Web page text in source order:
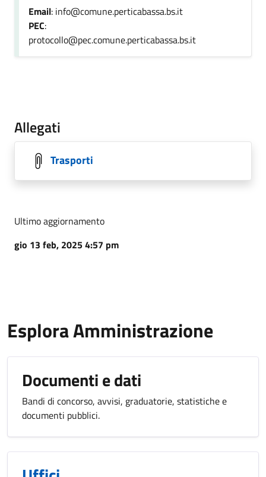
Email: info@comune.perticabassa.bs.it
PEC:
protocollo@pec.comune.perticabassa.bs.it
Allegati
Trasporti
Ultimo aggiornamento
gio 13 feb, 2025 4:57 pm
Esplora Amministrazione
Documenti e dati
Bandi di concorso, avvisi, graduatorie, statistiche e
documenti pubblici.